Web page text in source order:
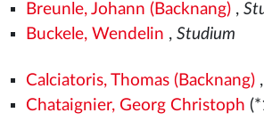
Breunle, Johann (Backnang),
Buckele, Wendelin , Studium
Calciatoris, Thomas (Backnang),
Chataignier, Georg Christoph